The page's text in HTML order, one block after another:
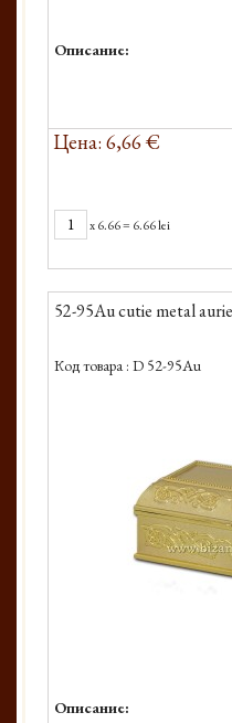
Описание:
Цена: 6,66 €
x6.66= 6.66 lei
52-95Au cutie metal
Код товара : D 52-95Au
Описание: